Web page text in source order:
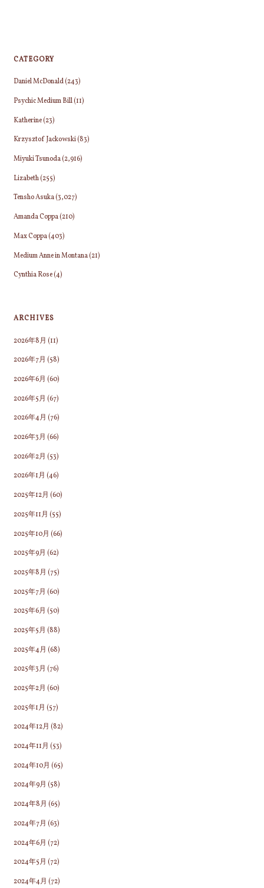
CATEGORY
Daniel McDonald(243)
Psychic Medium Bill(11)
Katherine(23)
Krzysztof Jackowski(83)
Miyuki Tsunoda(2,916)
Lizabeth(255)
Tensho Asuka(3,027)
Amanda Coppa(210)
Max Coppa(403)
Medium Anne in Montana(21)
Cynthia Rose(4)
ARCHIVES
2026年8月 (11)
2026年7月 (58)
2026年6月 (60)
2026年5月 (67)
2026年4月 (76)
2026年3月 (66)
2026年2月 (53)
2026年1月 (46)
2025年12月 (60)
2025年11月 (55)
2025年10月 (66)
2025年9月 (62)
2025年8月 (75)
2025年7月 (60)
2025年6月 (50)
2025年5月 (88)
2025年4月 (68)
2025年3月 (76)
2025年2月 (60)
2025年1月 (57)
2024年12月 (82)
2024年11月 (53)
2024年10月 (65)
2024年9月 (58)
2024年8月 (65)
2024年7月 (63)
2024年6月 (72)
2024年5月 (72)
2024年4月 (72)